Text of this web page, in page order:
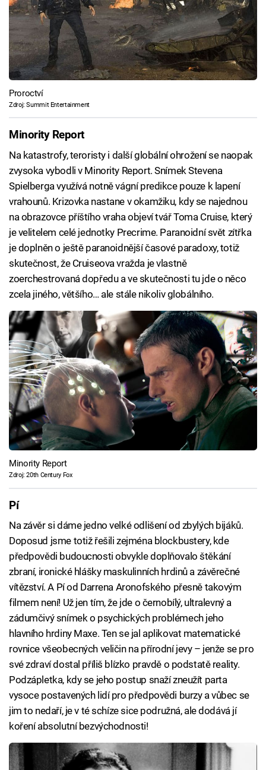
Proroctví
Zdroj: Summit Entertainment
Minority Report
Na katastrofy, teroristy i další globální ohrožení se naopak
zvysoka vybodli v Minority Report. Snímek Stevena
Spielberga využívá notně vágní predikce pouze k lapení
vrahounů. Krizovka nastane v okamžiku, kdy se najednou
na obrazovce příštího vraha objeví tvář Toma Cruise, který
je velitelem celé jednotky Precrime. Paranoidní svět zítřka
je doplněn o ještě paranoidnější časové paradoxy, totiž
skutečnost, že Cruiseova vražda je vlastně
zoerchestrovaná dopředu a ve skutečnosti tu jde o něco
zcela jiného, většího… ale stále nikoliv globálního.
Minority Report
Zdroj: 20th Century Fox
Pí
Na závěr si dáme jedno velké odlišení od zbylých bijáků.
Doposud jsme totiž řešili zejména blockbustery, kde
předpovědi budoucnosti obvykle doplňovalo štěkání
zbraní, ironické hlášky maskulinních hrdinů a závěrečné
vítězství. A Pí od Darrena Aronofského přesně takovým
filmem není! Už jen tím, že jde o černobílý, ultralevný a
zádumčivý snímek o psychických problémech jeho
hlavního hrdiny Maxe. Ten se jal aplikovat matematické
rovnice všeobecných veličin na přírodní jevy – jenže se pro
své zdraví dostal příliš blízko pravdě o podstatě reality.
Podzápletka, kdy se jeho postup snaží zneužít parta
vysoce postavených lidí pro předpovědi burzy a vůbec se
jim to nedaří, je v té schíze sice podružná, ale dodává jí
koření absolutní bezvýchodnosti!